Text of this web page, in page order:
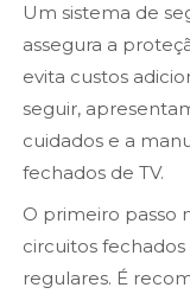
Um sistema de
assegura a
evita custos
seguir,
cuidados e a
fechados de TV.
O primeiro passo
circuitos fechados
regulares. É